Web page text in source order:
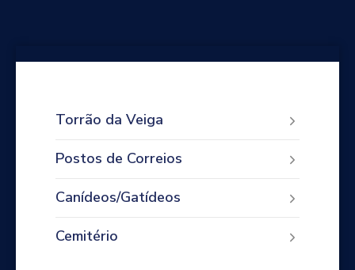
Torrão da Veiga
Postos de Correios
Canídeos/Gatídeos
Cemitério